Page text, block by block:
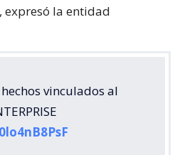
expresó la entidad
vinculados al